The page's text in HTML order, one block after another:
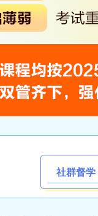
社群督学